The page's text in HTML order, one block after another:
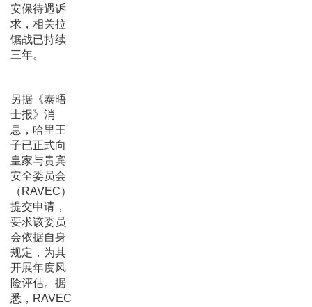
安保待遇诉
求，相关拉
锯战已持续
三年。
另据《泰晤
士报》消
息，哈里王
子已正式向
皇家与贵宾
安全委员会
（RAVEC）
提交申请，
要求该委员
会依据自身
规定，为其
开展年度风
险评估。据
悉，RAVEC